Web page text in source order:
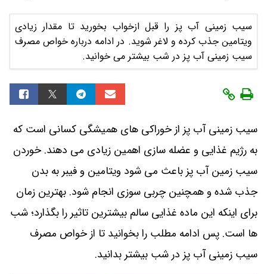
سیب زمینی آب پز را قبل ازخواب بخورید تا مقدار زیادی
ویتامین جذب کرده و لاغر شوید. در ادامه درباره خواص مصرف
سیب زمینی آب پز در شب بیشتر می خوانید.
سیب زمینی آب پز از خوراکی های همیشگی کسانی است که
به رژیم غذایی و عضله سازی اهمین زیادی می دهند. خوردن
سیب زمین آب پز باعث می شود ویتامین و فیبر به بدن
جذب شده و همچنین چربی سوزی انجام شود. بهترین زمان
برای اینکه این ماده غذایی سالم بیشترین تاثیر را بگذارد؛ شب
ها است. پس ادامه مطلب را بخوانید تا از خواص مصرف
سیب زمینی آب پز در شب بیشتر بدانید.